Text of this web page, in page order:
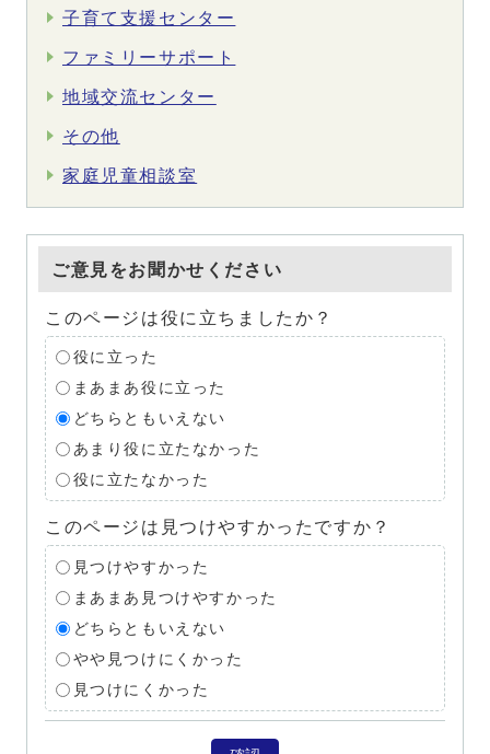
子育て支援センター
ファミリーサポート
地域交流センター
その他
家庭児童相談室
ご意見をお聞かせください
このページは役に立ちましたか？
役に立った
まあまあ役に立った
どちらともいえない
あまり役に立たなかった
役に立たなかった
このページは見つけやすかったですか？
見つけやすかった
まあまあ見つけやすかった
どちらともいえない
やや見つけにくかった
見つけにくかった